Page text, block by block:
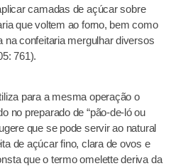
camadas de açúcar sobre
que voltem ao forno, bem como
confeitaria mergulhar diversos
761).
para a mesma operação o
no preparado de “pão-de-ló ou
que se pode servir ao natural
de açúcar fino, clara de ovos e
que o termo omelette deriva da